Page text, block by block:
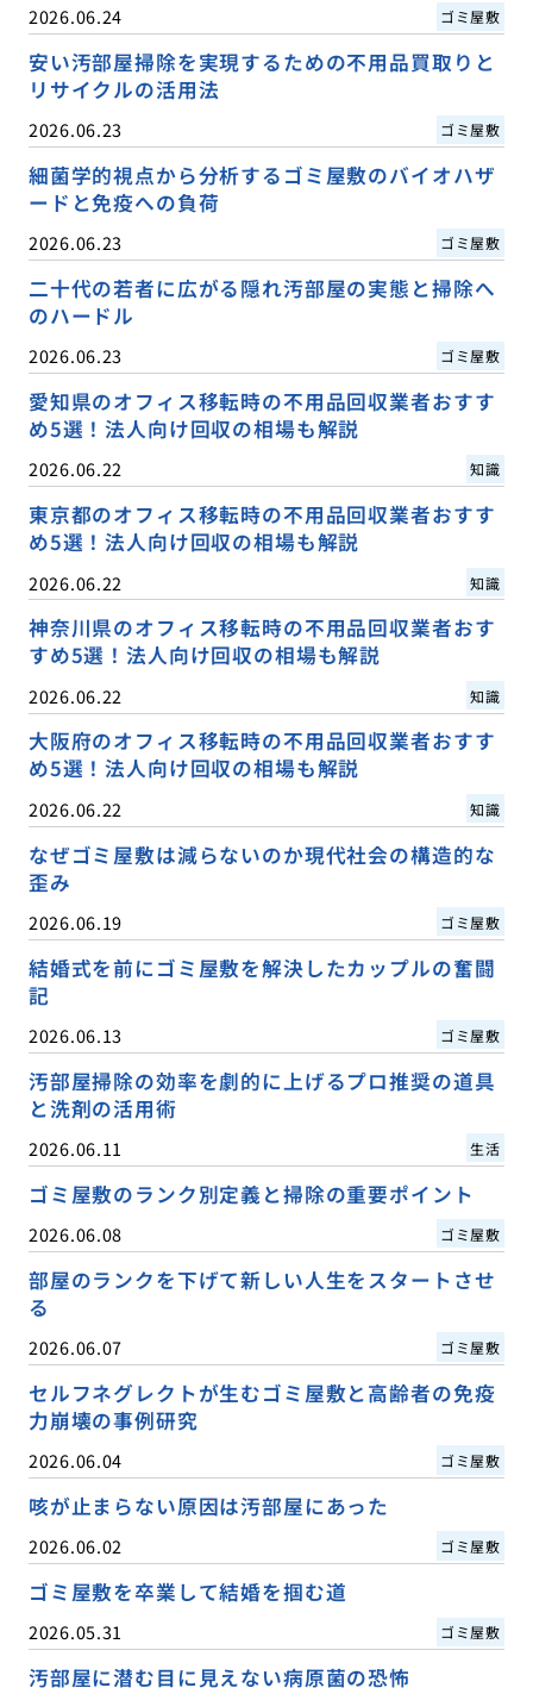
2026.06.24 ゴミ屋敷
安い汚部屋掃除を実現するための不用品買取りと
リサイクルの活用法
2026.06.23 ゴミ屋敷
細菌学的視点から分析するゴミ屋敷のバイオハザ
ードと免疫への負荷
2026.06.23 ゴミ屋敷
二十代の若者に広がる隠れ汚部屋の実態と掃除へ
のハードル
2026.06.23 ゴミ屋敷
愛知県のオフィス移転時の不用品回収業者おすす
め5選！法人向け回収の相場も解説
2026.06.22 知識
東京都のオフィス移転時の不用品回収業者おすす
め5選！法人向け回収の相場も解説
2026.06.22 知識
神奈川県のオフィス移転時の不用品回収業者おす
すめ5選！法人向け回収の相場も解説
2026.06.22 知識
大阪府のオフィス移転時の不用品回収業者おすす
め5選！法人向け回収の相場も解説
2026.06.22 知識
なぜゴミ屋敷は減らないのか現代社会の構造的な
歪み
2026.06.19 ゴミ屋敷
結婚式を前にゴミ屋敷を解決したカップルの奮闘
記
2026.06.13 ゴミ屋敷
汚部屋掃除の効率を劇的に上げるプロ推奨の道具
と洗剤の活用術
2026.06.11 生活
ゴミ屋敷のランク別定義と掃除の重要ポイント
2026.06.08 ゴミ屋敷
部屋のランクを下げて新しい人生をスタートさせ
る
2026.06.07 ゴミ屋敷
セルフネグレクトが生むゴミ屋敷と高齢者の免疫
力崩壊の事例研究
2026.06.04 ゴミ屋敷
咳が止まらない原因は汚部屋にあった
2026.06.02 ゴミ屋敷
ゴミ屋敷を卒業して結婚を掴む道
2026.05.31 ゴミ屋敷
汚部屋に潜む目に見えない病原菌の恐怖